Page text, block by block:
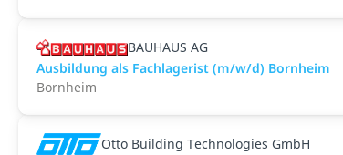
BAUHAUS AG
Ausbildung als Fachlagerist (m/w/d) Bornheim
Bornheim
Otto Building Technologies GmbH